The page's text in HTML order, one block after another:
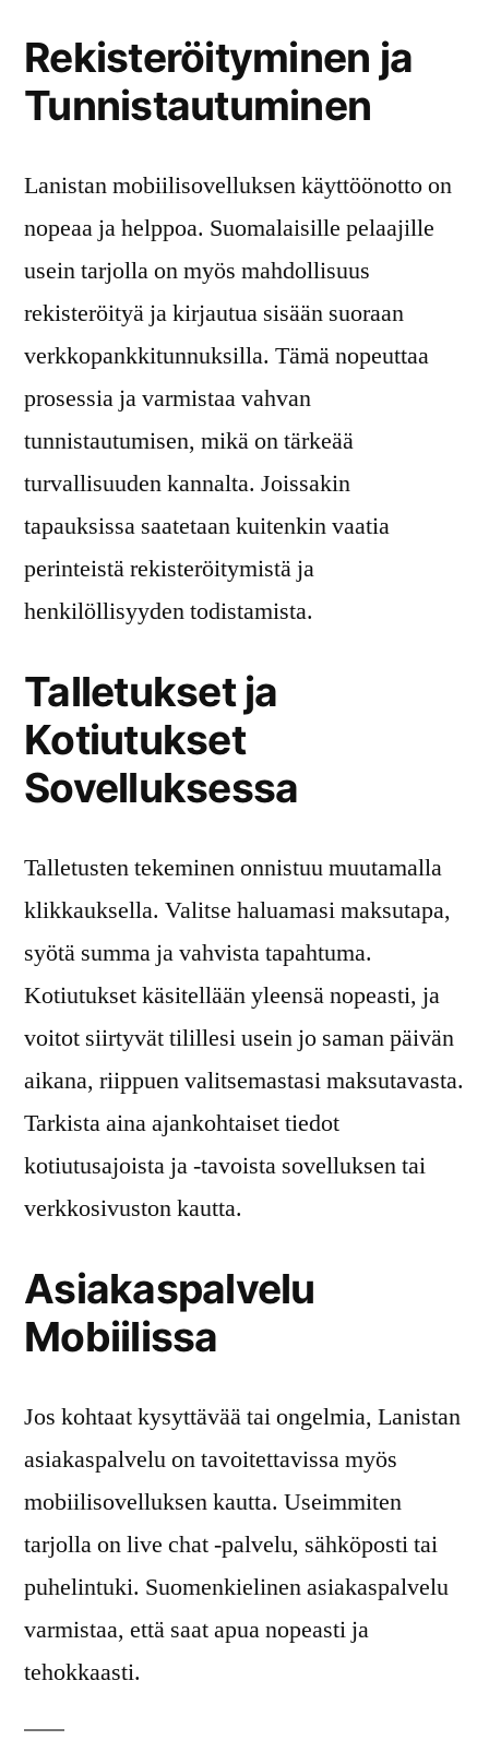
Rekisteröityminen ja
Tunnistautuminen
Lanistan mobiilisovelluksen käyttöönotto on
nopeaa ja helppoa. Suomalaisille pelaajille
usein tarjolla on myös mahdollisuus
rekisteröityä ja kirjautua sisään suoraan
verkkopankkitunnuksilla. Tämä nopeuttaa
prosessia ja varmistaa vahvan
tunnistautumisen, mikä on tärkeää
turvallisuuden kannalta. Joissakin
tapauksissa saatetaan kuitenkin vaatia
perinteistä rekisteröitymistä ja
henkilöllisyyden todistamista.
Talletukset ja
Kotiutukset
Sovelluksessa
Talletusten tekeminen onnistuu muutamalla
klikkauksella. Valitse haluamasi maksutapa,
syötä summa ja vahvista tapahtuma.
Kotiutukset käsitellään yleensä nopeasti, ja
voitot siirtyvät tilillesi usein jo saman päivän
aikana, riippuen valitsemastasi maksutavasta.
Tarkista aina ajankohtaiset tiedot
kotiutusajoista ja -tavoista sovelluksen tai
verkkosivuston kautta.
Asiakaspalvelu
Mobiilissa
Jos kohtaat kysyttävää tai ongelmia, Lanistan
asiakaspalvelu on tavoitettavissa myös
mobiilisovelluksen kautta. Useimmiten
tarjolla on live chat -palvelu, sähköposti tai
puhelintuki. Suomenkielinen asiakaspalvelu
varmistaa, että saat apua nopeasti ja
tehokkaasti.